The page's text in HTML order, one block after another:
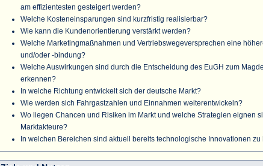
am effizientesten gesteigert werden?
Welche Kosteneinsparungen sind kurzfristig realisierbar?
Wie kann die Kundenorientierung verstärkt werden?
Welche Marketingmaßnahmen und Vertriebswegeversprechen eine
und/oder -bindung?
Welche Auswirkungen sind durch die Entscheidung des EuGH zum
erkennen?
In welche Richtung entwickelt sich der deutsche Markt?
Wie werden sich Fahrgastzahlen und Einnahmen weiterentwickeln?
Wo liegen Chancen und Risiken im Markt und welche Strategien eignen
Marktakteure?
In welchen Bereichen sind aktuell bereits technologische Innovationen